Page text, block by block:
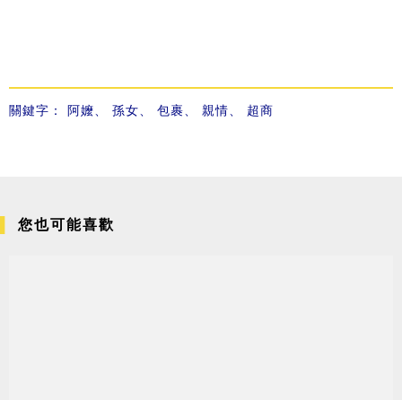
關鍵字： 阿嬤 孫女 包裹 親情 超商
您也可能喜歡